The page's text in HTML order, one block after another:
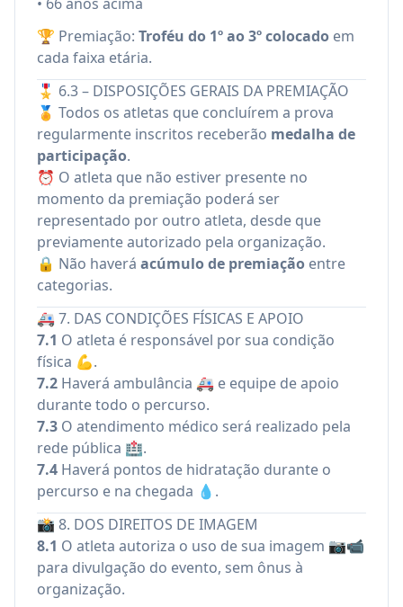
🏆 Premiação: Troféu do 1º ao 3º colocado em
cada faixa etária.
🎖️ 6.3 – DISPOSIÇÕES GERAIS DA PREMIAÇÃO
🏅 Todos os atletas que concluírem a prova
regularmente inscritos receberão medalha de
participação.
⏰ O atleta que não estiver presente no
momento da premiação poderá ser
representado por outro atleta, desde que
previamente autorizado pela organização.
🔒 Não haverá acúmulo de premiação entre
categorias.
🚑 7. DAS CONDIÇÕES FÍSICAS E APOIO
7.1 O atleta é responsável por sua condição
física 💪.
7.2 Haverá ambulância 🚑 e equipe de apoio
durante todo o percurso.
7.3 O atendimento médico será realizado pela
rede pública 🏥.
7.4 Haverá pontos de hidratação durante o
percurso e na chegada 💧.
📸 8. DOS DIREITOS DE IMAGEM
8.1 O atleta autoriza o uso de sua imagem 📷📹
para divulgação do evento, sem ônus à
organização.